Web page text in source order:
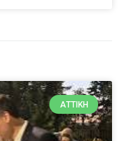
ΑΤΤΙΚΉ